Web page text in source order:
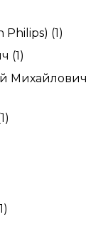
(1)
(1)
Михайлович